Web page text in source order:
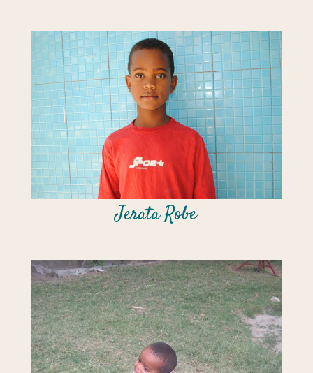
Jerata Robe